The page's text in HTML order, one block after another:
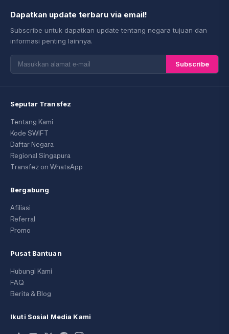
Dapatkan update terbaru via email!
Subscribe untuk dapatkan update tentang negara tujuan dan
informasi penting lainnya.
Subscribe
Seputar Transfez
Tentang Kami
Kode SWIFT
Daftar Negara
Regional Singapura
Transfez on WhatsApp
Bergabung
Afiliasi
Referral
Promo
Pusat Bantuan
Hubungi Kami
FAQ
Berita & Blog
Ikuti Sosial Media Kami